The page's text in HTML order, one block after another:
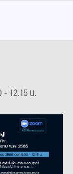
- 12.15 น.